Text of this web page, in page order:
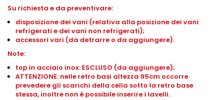
Su richiesta e da preventivare:
disposizione dei vani (relativa alla posizione dei vani
refrigerati e dei vani non refrigerati);
accessori vari (da detrarre o da aggiungere).
Note:
top in acciaio inox: ESCLUSO (da aggiungere);
ATTENZIONE: nelle retro basi altezza 95cm occorre
prevedere gli scarichi della cella sotto la retro base
stessa, inoltre non è possibile inserire i lavelli.